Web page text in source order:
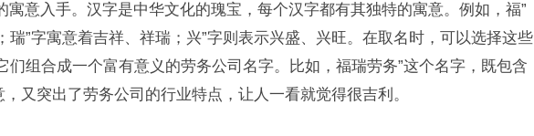
寓意入手。汉字是中华文化的瑰宝，每个汉字都有其独特的寓意。例如，福”
瑞”字寓意着吉祥、祥瑞；兴”字则表示兴盛、兴旺。在取名时，可以选择这些
们组合成一个富有意义的劳务公司名字。比如，福瑞劳务”这个名字，既包含
，又突出了劳务公司的行业特点，让人一看就觉得很吉利。